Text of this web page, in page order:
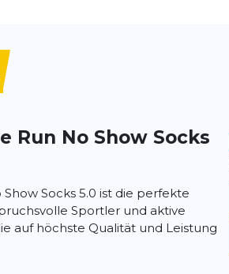
Run No Show Socks
Show Socks 5.0 ist die perfekte
Sportler und aktive
auf höchste Qualität und Leistung